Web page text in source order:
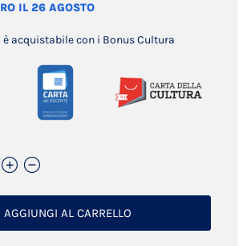
IL 26 AGOSTO
acquistabile con i Bonus Cultura
AGGIUNGI AL CARRELLO